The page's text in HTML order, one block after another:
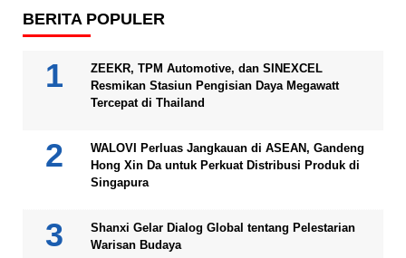
BERITA POPULER
ZEEKR, TPM Automotive, dan SINEXCEL
Resmikan Stasiun Pengisian Daya Megawatt
Tercepat di Thailand
WALOVI Perluas Jangkauan di ASEAN, Gandeng
Hong Xin Da untuk Perkuat Distribusi Produk di
Singapura
Shanxi Gelar Dialog Global tentang Pelestarian
Warisan Budaya